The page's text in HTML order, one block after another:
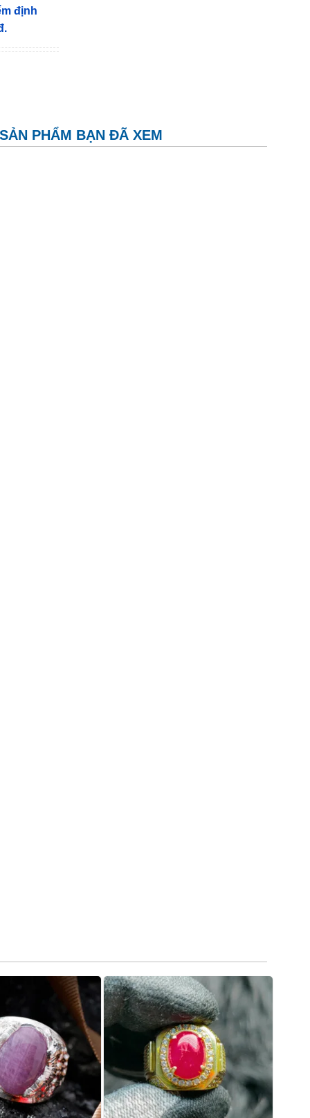
định
SẢN PHẨM BẠN ĐÃ XEM